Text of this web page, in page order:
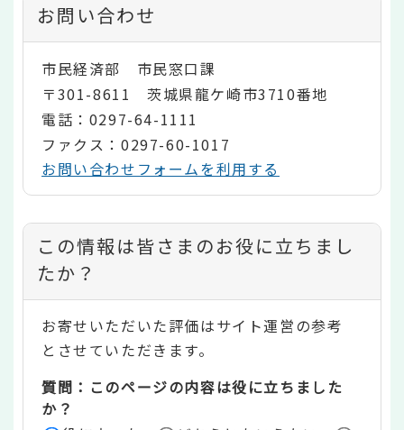
お問い合わせ
市民経済部 市民窓口課
〒301-8611 茨城県龍ケ崎市3710番地
電話：0297-64-1111
ファクス：0297-60-1017
お問い合わせフォームを利用する
コ
ン
テ
ン
ツ
評
この情報は皆さまのお役に立ちまし
たか？
お寄せいただいた評価はサイト運営の参考
とさせていただきます。
質問：このページの内容は役に立ちました
か？